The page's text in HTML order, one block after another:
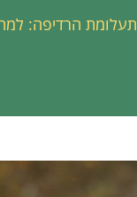
תעלומת הרדיפה: